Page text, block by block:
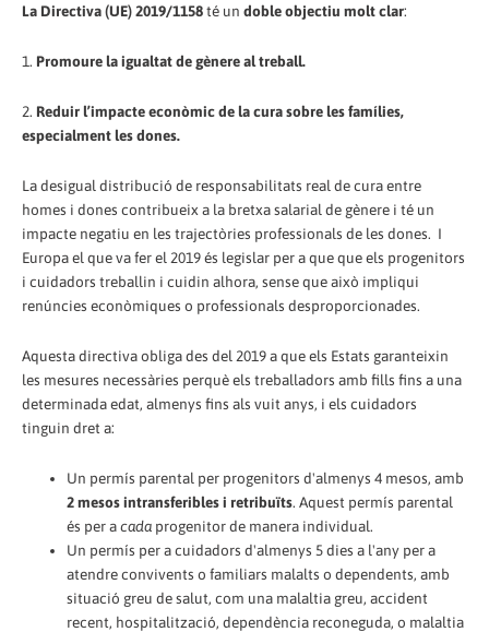
La Directiva (UE) 2019/1158té un doble objectiu molt clar:
1. Promoure la igualtat de gènere al treball.
2. Reduir l’impacte econòmic de la cura sobre les famílies,
especialment les dones.
La desigual distribució de responsabilitats real de cura entre
homes i dones contribueix a la bretxa salarial de gènere i té un
impacte negatiu en les trajectòries professionals de les dones. I
Europa el que va fer el 2019 és legislar per a que que els progenitors
i cuidadors treballin i cuidin alhora, sense que això impliqui
renúncies econòmiques o professionals desproporcionades.
Aquesta directiva obliga des del 2019 a que els Estats garanteixin
les mesures necessàries perquè els treballadors amb fills fins a una
determinada edat, almenys fins als vuit anys, i els cuidadors
tinguin dret a:
Un permís parental per progenitors d'almenys 4 mesos, amb
2 mesos intransferibles i retribuïts. Aquest permís parental
és per acada progenitor de manera individual.
Un permís per a cuidadors d'almenys 5 dies a l'any per a
atendre convivents o familiars malalts o dependents, amb
situació greu de salut, com una malaltia greu, accident
recent, hospitalització, dependència reconeguda, o malaltia